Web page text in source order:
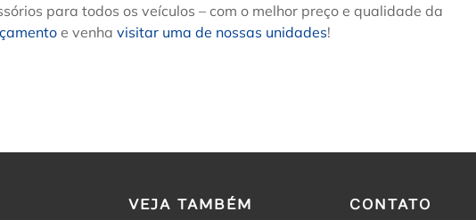
para todos os veículos – com o melhor preço e qualidade da
e venhavisitar uma de nossas unidades!
VEJA TAMBÉM CONTATO